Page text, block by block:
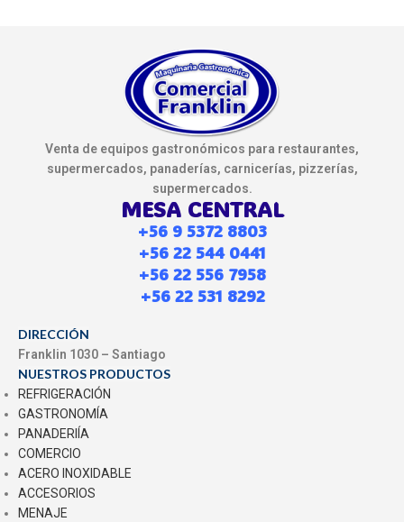
Venta de equipos gastronómicos para restaurantes,
supermercados, panaderías, carnicerías, pizzerías,
supermercados.
MESA CENTRAL
+56 9 5372 8803
+56 22 544 0441
+56 22 556 7958
+56 22 531 8292
DIRECCIÓN
Franklin 1030 – Santiago
NUESTROS PRODUCTOS
REFRIGERACIÓN
GASTRONOMÍA
PANADERIÍA
COMERCIO
ACERO INOXIDABLE
ACCESORIOS
MENAJE